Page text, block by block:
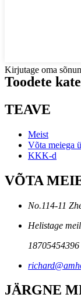
Kirjutage oma
Toodete
TEAVE
Meist
Võta meiega
KKK-d
VÕTA
No.114-11
Helistage
18705454396
JÄRGNE